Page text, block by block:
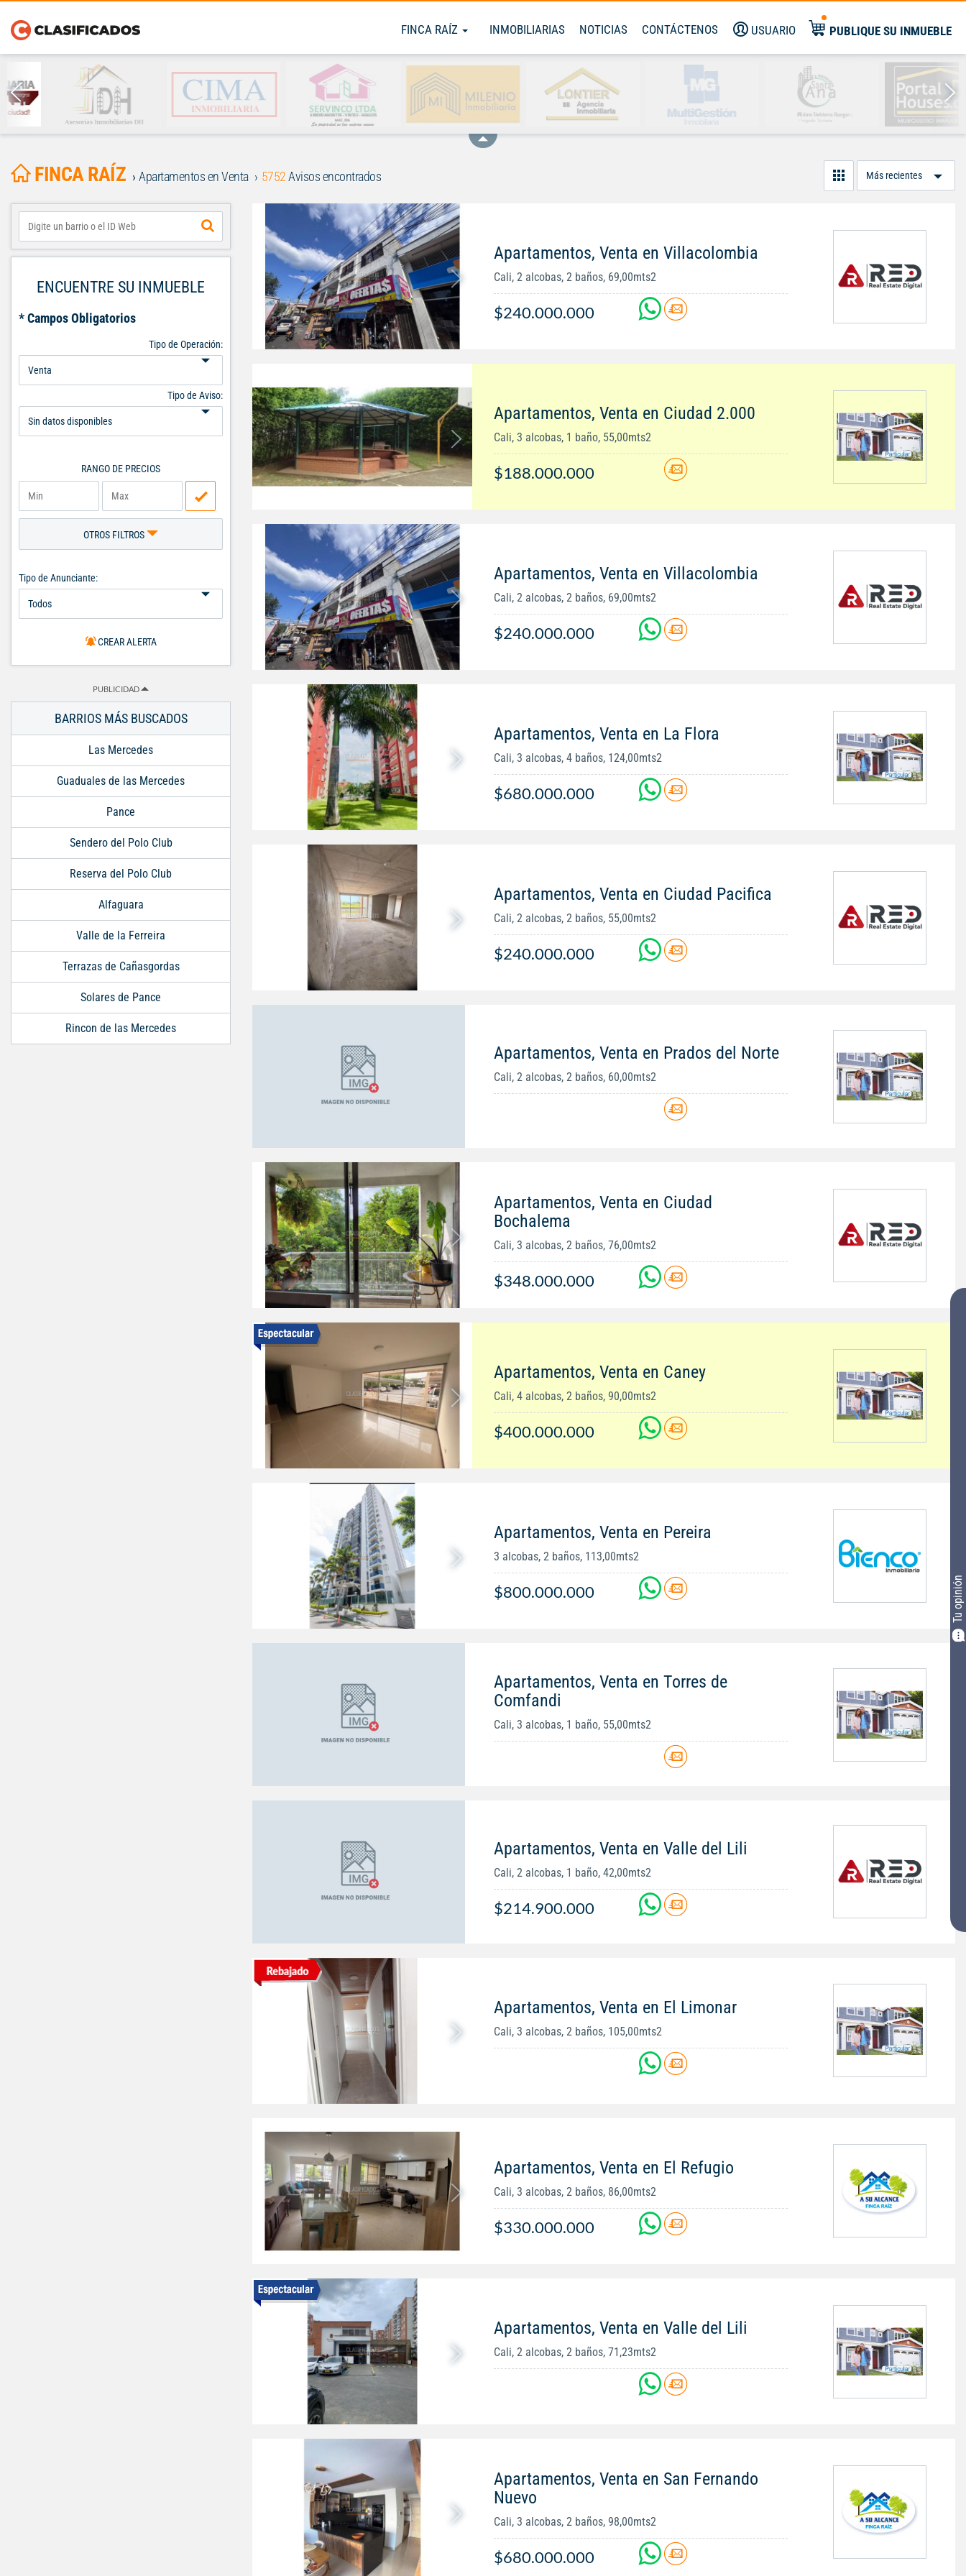
FINCA RAÍZ INMOBILIARIAS NOTICIAS CONTÁCTENOS USUARIO PUBLIQUE SU INMUEBLE
Tu opinión
FINCA RAÍZ Apartamentos en Venta 5752Avisos encontrados
Apartamentos, Venta en Villacolombia
Cali, 2 alcobas, 2 baños, 69,00mts2
$240.000.000
Apartamentos, Venta en Ciudad 2.000
Cali, 3 alcobas, 1 baño, 55,00mts2
$188.000.000
Apartamentos, Venta en Villacolombia
Cali, 2 alcobas, 2 baños, 69,00mts2
$240.000.000
Apartamentos, Venta en La Flora
Cali, 3 alcobas, 4 baños, 124,00mts2
$680.000.000
Apartamentos, Venta en Ciudad Pacifica
Cali, 2 alcobas, 2 baños, 55,00mts2
$240.000.000
Apartamentos, Venta en Prados del Norte
Cali, 2 alcobas, 2 baños, 60,00mts2
Apartamentos, Venta en Ciudad
Bochalema
Cali, 3 alcobas, 2 baños, 76,00mts2
$348.000.000
Apartamentos, Venta en Caney
Cali, 4 alcobas, 2 baños, 90,00mts2
$400.000.000
Apartamentos, Venta en Pereira
3 alcobas, 2 baños, 113,00mts2
$800.000.000
Apartamentos, Venta en Torres de
Comfandi
Cali, 3 alcobas, 1 baño, 55,00mts2
Apartamentos, Venta en Valle del Lili
Cali, 2 alcobas, 1 baño, 42,00mts2
$214.900.000
Apartamentos, Venta en El Limonar
Cali, 3 alcobas, 2 baños, 105,00mts2
Apartamentos, Venta en El Refugio
Cali, 3 alcobas, 2 baños, 86,00mts2
$330.000.000
Apartamentos, Venta en Valle del Lili
Cali, 2 alcobas, 2 baños, 71,23mts2
Apartamentos, Venta en San Fernando
Nuevo
Cali, 3 alcobas, 2 baños, 98,00mts2
$680.000.000
ENCUENTRE SU INMUEBLE
* Campos Obligatorios
Tipo de Operación:
Tipo de Aviso:
RANGO DE PRECIOS
OTROS FILTROS
Tipo de Anunciante:
CREAR ALERTA
PUBLICIDAD
BARRIOS MÁS BUSCADOS
Las Mercedes
Guaduales de las Mercedes
Pance
Sendero del Polo Club
Reserva del Polo Club
Alfaguara
Valle de la Ferreira
Terrazas de Cañasgordas
Solares de Pance
Rincon de las Mercedes